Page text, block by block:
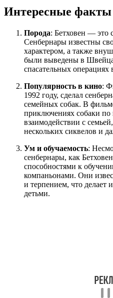
Интересные факты
Порода: Бетховен — это
Сенбернары известны
характером, а также
были выведены в
спасательных операциях
Популярность в кино:
1992 году, сделал
семейных собак. В
приключениях собаки по
взаимодействии с
нескольких сиквелов и
Ум и обучаемость:
сенбернары, как
способностями к
компаньонами. Они
и терпением, что делает
детьми.